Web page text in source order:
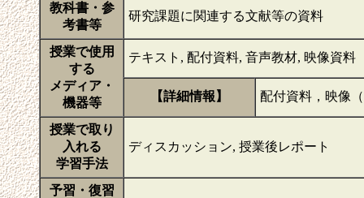
教科書・参
考書等
研究課題に関連する文献等の資料
授業で使用
する
メディア・
機器等
テキスト, 配付資料, 音声教材, 映像資料
【詳細情報】 配付資料，映像
授業で取り
入れる
学習手法
ディスカッション, 授業後レポート
予習・復習